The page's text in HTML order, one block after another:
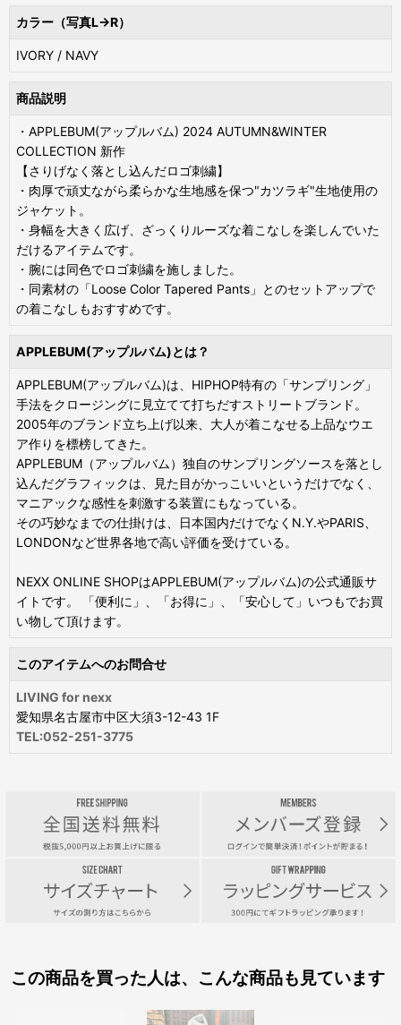
カラー（写真L→R）
IVORY / NAVY
商品説明
・APPLEBUM(アップルバム) 2024 AUTUMN&WINTER
COLLECTION 新作
【さりげなく落とし込んだロゴ刺繍】
・肉厚で頑丈ながら柔らかな生地感を保つ"カツラギ"生地使用の
ジャケット。
・身幅を大きく広げ、ざっくりルーズな着こなしを楽しんでいた
だけるアイテムです。
・腕には同色でロゴ刺繍を施しました。
・同素材の「Loose Color Tapered Pants」とのセットアップで
の着こなしもおすすめです。
APPLEBUM(アップルバム)とは？
APPLEBUM(アップルバム)は、HIPHOP特有の「サンプリング」
手法をクロージングに見立てて打ちだすストリートブランド。
2005年のブランド立ち上げ以来、大人が着こなせる上品なウエ
ア作りを標榜してきた。
APPLEBUM（アップルバム）独自のサンプリングソースを落とし
込んだグラフィックは、見た目がかっこいいというだけでなく、
マニアックな感性を刺激する装置にもなっている。
その巧妙なまでの仕掛けは、日本国内だけでなくN.Y.やPARIS、
LONDONなど世界各地で高い評価を受けている。
NEXX ONLINE SHOPはAPPLEBUM(アップルバム)の公式通販サ
イトです。 「便利に」、「お得に」、「安心して」いつもでお買
い物して頂けます。
このアイテムへのお問合せ
LIVING for nexx
愛知県名古屋市中区大須3-12-43 1F
TEL:052-251-3775
この商品を買った人は、こんな商品も見ています